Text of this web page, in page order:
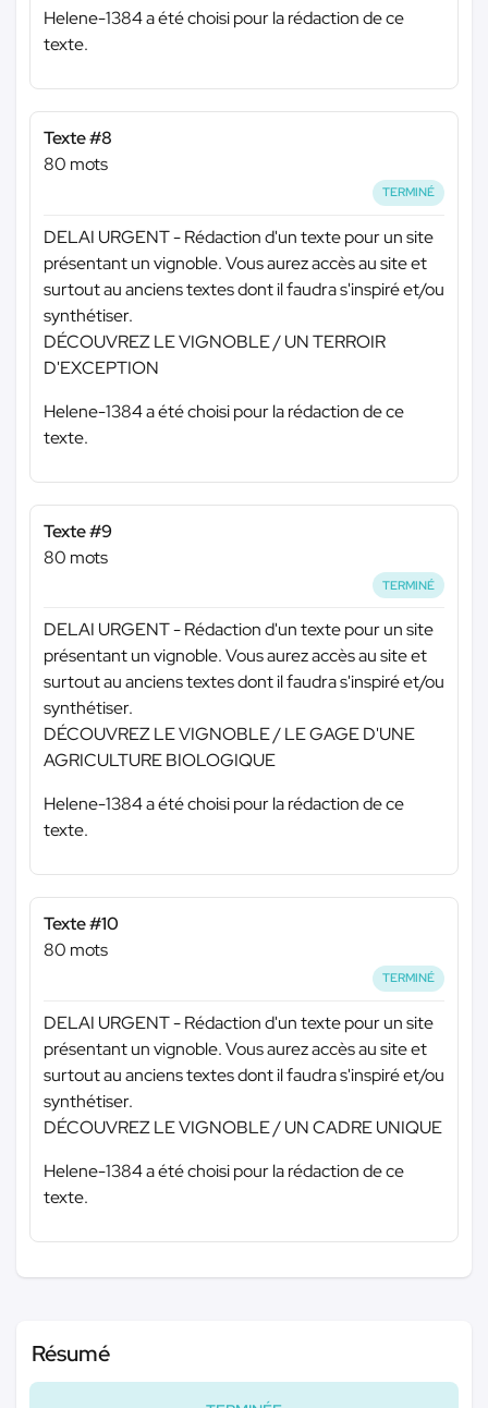
Helene-1384 a été choisi pour la rédaction de ce
texte.
Texte #8
80 mots
TERMINÉ
DELAI URGENT - Rédaction d'un texte pour un site
présentant un vignoble. Vous aurez accès au site et
surtout au anciens textes dont il faudra s'inspiré et/ou
synthétiser.
DÉCOUVREZ LE VIGNOBLE / UN TERROIR
D'EXCEPTION
Helene-1384 a été choisi pour la rédaction de ce
texte.
Texte #9
80 mots
TERMINÉ
DELAI URGENT - Rédaction d'un texte pour un site
présentant un vignoble. Vous aurez accès au site et
surtout au anciens textes dont il faudra s'inspiré et/ou
synthétiser.
DÉCOUVREZ LE VIGNOBLE / LE GAGE D'UNE
AGRICULTURE BIOLOGIQUE
Helene-1384 a été choisi pour la rédaction de ce
texte.
Texte #10
80 mots
TERMINÉ
DELAI URGENT - Rédaction d'un texte pour un site
présentant un vignoble. Vous aurez accès au site et
surtout au anciens textes dont il faudra s'inspiré et/ou
synthétiser.
DÉCOUVREZ LE VIGNOBLE / UN CADRE UNIQUE
Helene-1384 a été choisi pour la rédaction de ce
texte.
Résumé